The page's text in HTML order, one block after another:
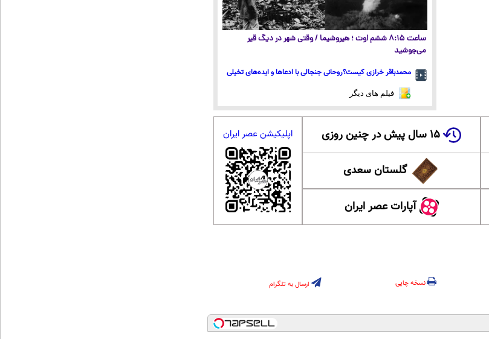
ساعت ۸:۱۵ ششم اوت ؛ هیروشیما / وقتی شهر در دیگ قیر
می‌جوشید
محمدباقر خرازی کیست؟روحانی جنجالی با ادعاها و ایده‌های تخیلی
فیلم های دیگر
۱۵ سال پیش در چنین روزی
گلستان سعدی
آپارات عصر ایران
اپلیکیشن عصر ایران
نسخه چاپی ارسال به تلگرام